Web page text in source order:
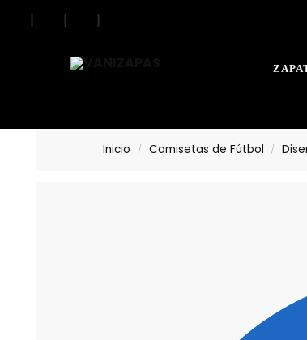
| | |
Search
Inicio / Camisetas de Fútbol /